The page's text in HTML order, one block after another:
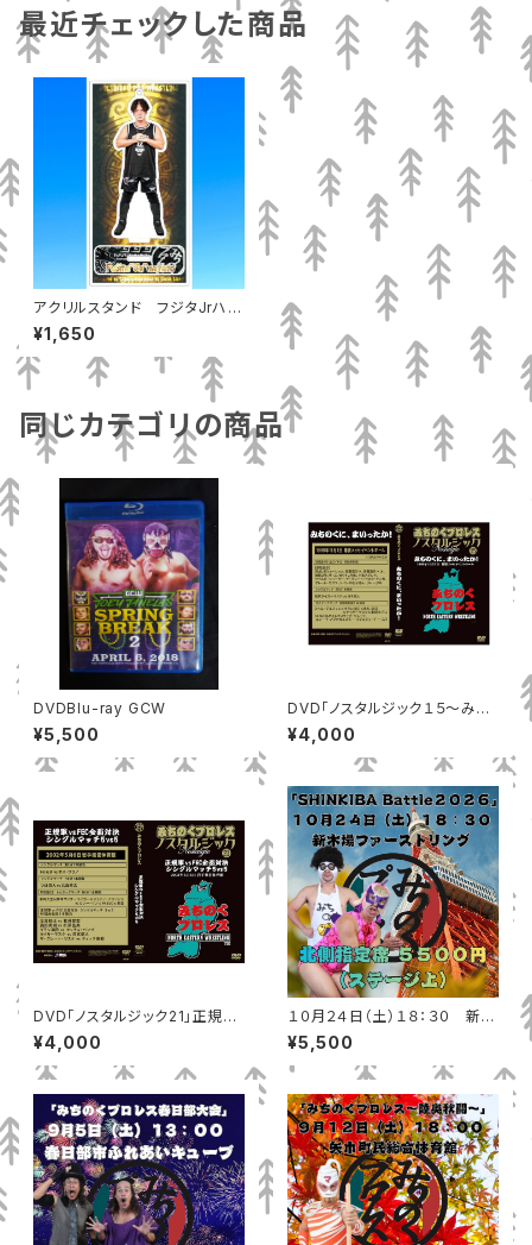
最近チェックした商品
アクリルスタンド フジタJrハヤ
ト
¥1,650
同じカテゴリの商品
DVDBlu-ray GCW
¥5,500
DVD「ノスタルジック１５～みち
のくに、まいったか」MP-172
¥4,000
DVD「ノスタルジック21」正規軍
vsFEC全面対決 シングルマッチ
5vs5
¥4,000
１０月２４日（土）１８：３０ 新木
場ファーストリング 北側指定席
（ステージ上）
¥5,500